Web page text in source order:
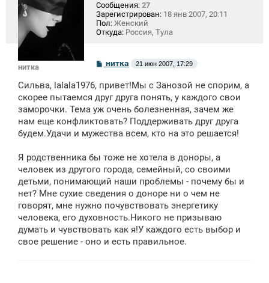
нитка
Сообщения: 27
Зарегистрирован: 18 янв 2007, 20:11
Пол: Женский
Откуда: Россия, Тула
С
о
б
щ
е
н
и
нитка 21 июн 2007, 17:29
Сильва, lalala1976, привет!Мы с Занозой не спорим, а
скорее пытаемся друг друга понять, у каждого свои
заморочки. Тема уж очень болезненная, зачем же
нам еще конфликтовать? Поддерживать друг друга
будем.Удачи и мужества всем, кто на это решается!
Я родственника бы тоже не хотела в доноры, а
человек из другого города, семейный, со своими
детьми, понимающий наши проблемы - почему бы и
нет? Мне сухие сведения о доноре ни о чем не
говорят, мне нужно почувствовать энергетику
человека, его духовность.Никого не призываю
думать и чувствовать как я!У каждого есть выбор и
свое решение - оно и есть правильное.